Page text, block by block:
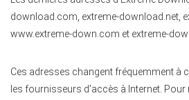
download.com, extreme-download.net,
www.extreme-down.com et extreme-
Ces adresses changent fréquemment à
les fournisseurs d’accès à Internet.